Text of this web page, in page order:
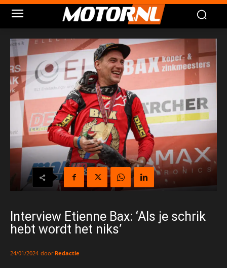
Interview Etienne Bax: ‘Als je schrik
hebt wordt het niks’
24/01/2024 door Redactie